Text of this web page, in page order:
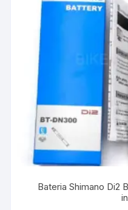
Bateria Shimano Di2